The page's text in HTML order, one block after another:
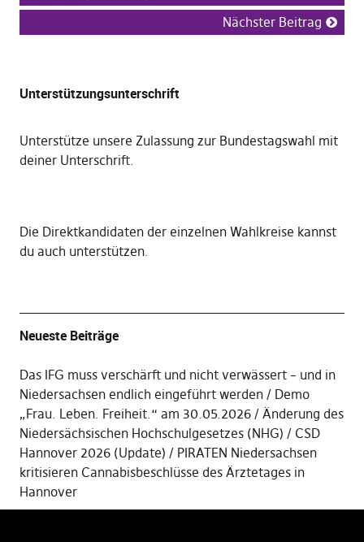
Nächster Beitrag
Unterstützungsunterschrift
Unterstütze unsere Zulassung zur Bundestagswahl mit
deiner Unterschrift.
Die Direktkandidaten der einzelnen Wahlkreise kannst
du auch unterstützen.
Neueste Beiträge
Das IFG muss verschärft und nicht verwässert – und in
Niedersachsen endlich eingeführt werden
Demo
„Frau. Leben. Freiheit.“ am 30.05.2026
Änderung des
Niedersächsischen Hochschulgesetzes (NHG)
CSD
Hannover 2026 (Update)
PIRATEN Niedersachsen
kritisieren Cannabisbeschlüsse des Ärztetages in
Hannover